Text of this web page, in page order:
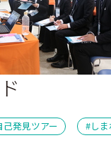
発見ツアー しま